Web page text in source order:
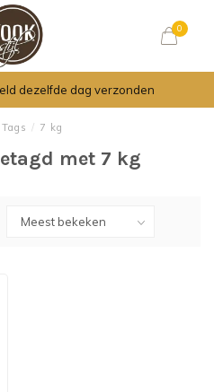
0
dezelfde dag verzonden
Tags / 7 kg
met 7 kg